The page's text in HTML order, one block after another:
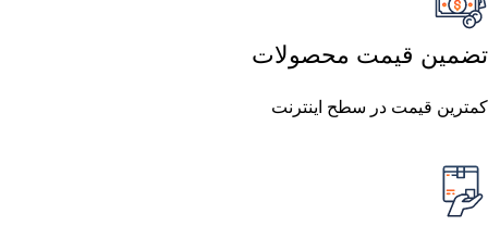
تضمین قیمت محصولات
کمترین قیمت در سطح اینترنت